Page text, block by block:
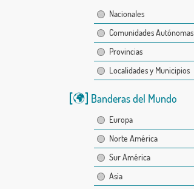
Nacionales
Comunidades Autónomas
Provincias
Localidades y Municipios
Banderas del Mundo
Europa
Norte América
Sur América
Asia